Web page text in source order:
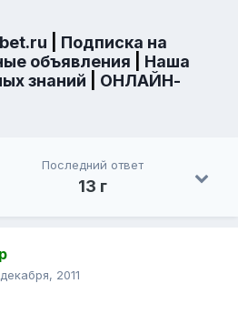
Подписка на
объявления
Наша
знаний
ОНЛАЙН-
Последний ответ
13 г
2011